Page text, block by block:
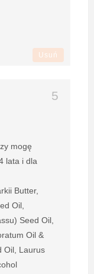
Usuń
mogę
lata i dla
Butter,
Oil,
Seed Oil,
Oil &
Oil, Laurus